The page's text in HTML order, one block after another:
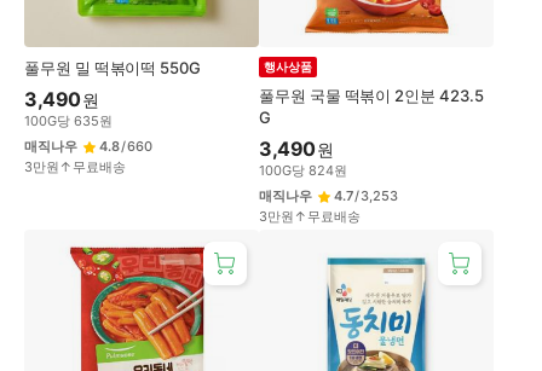
풀무원 밀 떡볶이떡 550G
3,490원
100G당 635원
매직나우
4.8/660
3만원↑무료배송
풀무원 국물 떡볶이 2인분 423.5
G
행사상품
3,490원
100G당 824원
매직나우
4.7/3,253
3만원↑무료배송